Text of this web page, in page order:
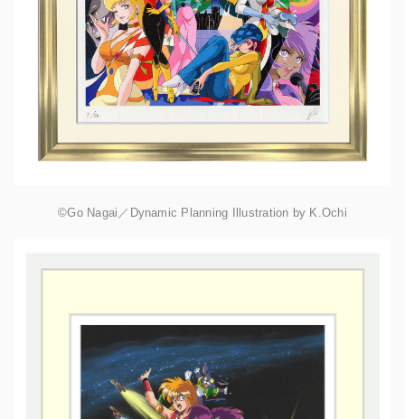
©Go Nagai／Dynamic Planning Illustration by K.Ochi